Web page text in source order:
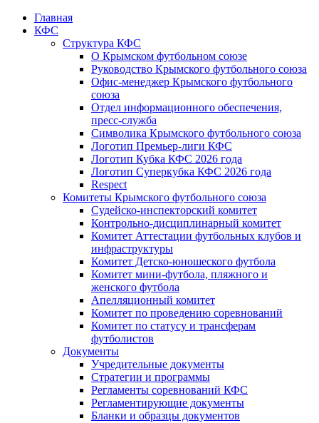
Главная
КФС
Структура КФС
О Крымском футбольном союзе
Руководство Крымского футбольного союза
Офис-менеджер Крымского футбольного
союза
Отдел информационного обеспечения,
пресс-служба
Символика Крымского футбольного союза
Логотип Премьер-лиги КФС
Логотип Кубка КФС 2026 года
Логотип Суперкубка КФС 2026 года
Respect
Комитеты Крымского футбольного союза
Судейско-инспекторский комитет
Контрольно-дисциплинарный комитет
Комитет Аттестации футбольных клубов и
инфраструктуры
Комитет Детско-юношеского футбола
Комитет мини-футбола, пляжного и
женского футбола
Апелляционный комитет
Комитет по проведению соревнований
Комитет по статусу и трансферам
футболистов
Документы
Учредительные документы
Стратегии и программы
Регламенты соревнований КФС
Регламентирующие документы
Бланки и образцы документов